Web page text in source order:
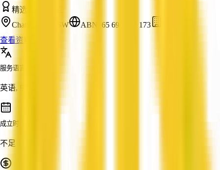
精选
Chatswood, NSW
ABN: 65 694 287 173
查看资料
服务语言
英语, 中文
成立时间
不足 1 年